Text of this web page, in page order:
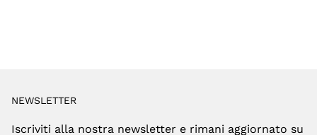
NEWSLETTER
Iscriviti alla nostra newsletter e rimani aggiornato su